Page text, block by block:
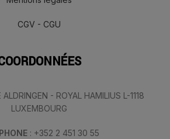
CGV - CGU
ALDRINGEN - ROYAL HAMILIUS L-1118
LUXEMBOURG
: +352 2 451 30 55